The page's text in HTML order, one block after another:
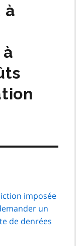
à
imposée
un
de denrées